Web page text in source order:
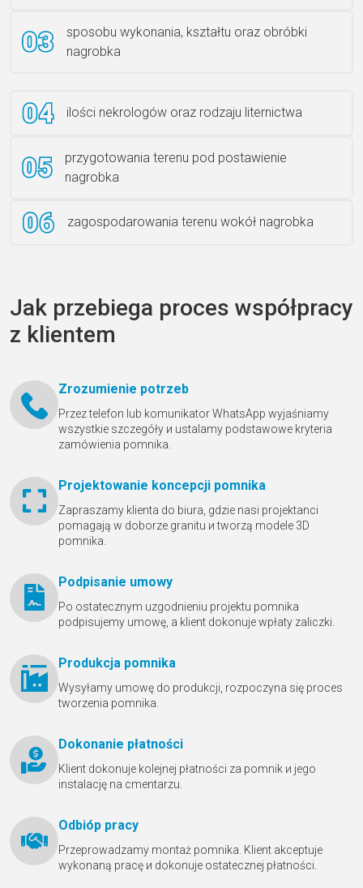
Ławka granitowa LG 12
sposobu wykonania, kształtu oraz obróbki
nagrobka
ilości nekrologów oraz rodzaju liternictwa
przygotowania terenu pod postawienie
nagrobka
zagospodarowania terenu wokół nagrobka
Jak przebiega proces współpracy
z klientem
Zrozumienie potrzeb
Przez telefon lub komunikator WhatsApp wyjaśniamy
wszystkie szczegóły и ustalamy podstawowe kryteria
zamówienia pomnika.
Projektowanie koncepcji pomnika
Zapraszamy klienta do biura, gdzie nasi projektanci
pomagają w doborze granitu и tworzą modele 3D
pomnika.
Podpisanie umowy
Po ostatecznym uzgodnieniu projektu pomnika
podpisujemy umowę, a klient dokonuje wpłaty zaliczki.
Produkcja pomnika
Wysyłamy umowę do produkcji, rozpoczyna się proces
tworzenia pomnika.
Dokonanie płatności
Klient dokonuje kolejnej płatności za pomnik и jego
instalację na cmentarzu.
Odbióр pracy
Przeprowadzamy montaż pomnika. Klient akceptuje
wykonaną pracę и dokonuje ostatecznej płatności.